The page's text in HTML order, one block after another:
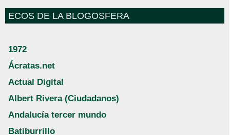
ECOS DE LA BLOGOSFERA
1972
Ácratas.net
Actual Digital
Albert Rivera (Ciudadanos)
Andalucía tercer mundo
Batiburrillo